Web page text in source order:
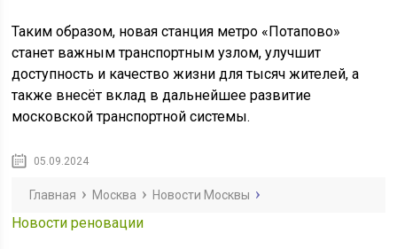
Таким образом, новая станция метро «Потапово»
станет важным транспортным узлом, улучшит
доступность и качество жизни для тысяч жителей, а
также внесёт вклад в дальнейшее развитие
московской транспортной системы.
05.09.2024
Главная Москва Новости Москвы
Новости реновации